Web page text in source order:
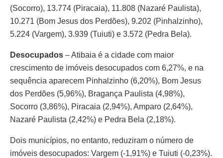
(Socorro), 13.774 (Piracaia), 11.808 (Nazaré Paulista),
10.271 (Bom Jesus dos Perdões), 9.202 (Pinhalzinho),
5.224 (Vargem), 3.939 (Tuiuti) e 3.572 (Pedra Bela).
Desocupados – Atibaia é a cidade com maior
crescimento de imóveis desocupados com 6,27%, e na
sequência aparecem Pinhalzinho (6,20%), Bom Jesus
dos Perdões (5,96%), Bragança Paulista (4,98%),
Socorro (3,86%), Piracaia (2,94%), Amparo (2,64%),
Nazaré Paulista (2,42%) e Pedra Bela (2,18%).
Dois municípios, no entanto, reduziram o número de
imóveis desocupados: Vargem (-1,91%) e Tuiuti (-0,23%).